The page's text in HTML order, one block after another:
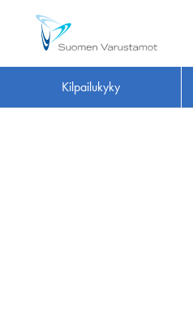
Kilpailukyky